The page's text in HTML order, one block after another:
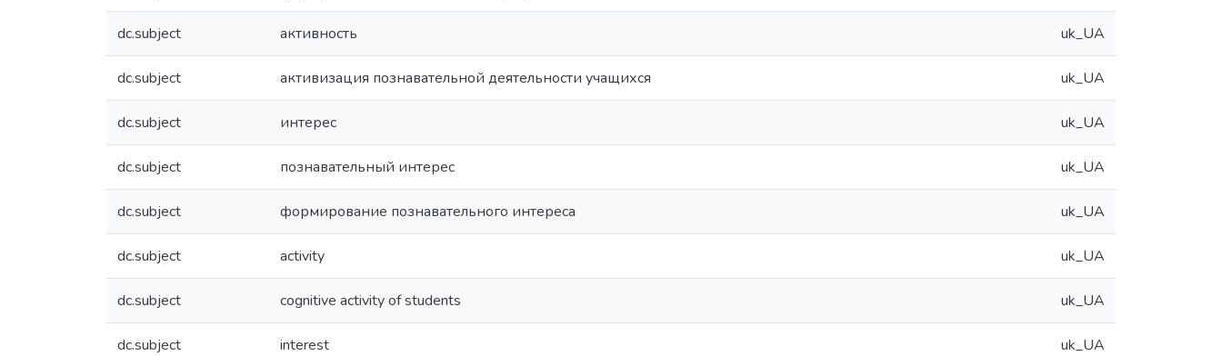
dc.subject активность uk_UA
dc.subject активизация познавательной деятельности учащихся uk_UA
dc.subject интерес uk_UA
dc.subject познавательный интерес uk_UA
dc.subject формирование познавательного интереса uk_UA
dc.subject activity uk_UA
dc.subject cognitive activity of students uk_UA
dc.subject interest uk_UA